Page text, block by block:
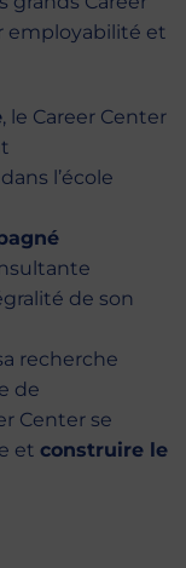
employabilité et
, le Career Center
l’école
de son
recherche
de
Center se
et construire le